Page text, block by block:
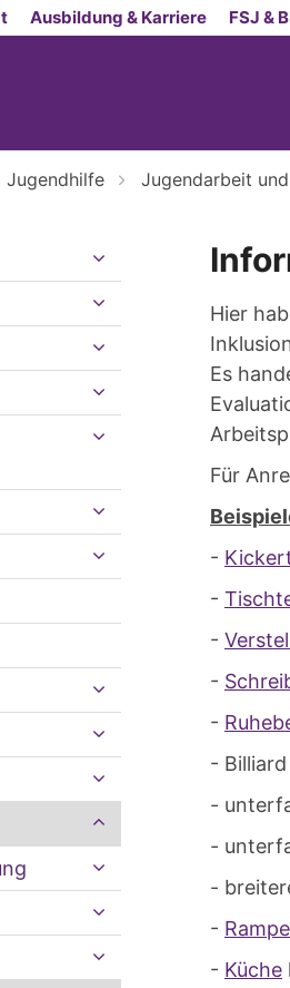
Ausbildung & Karriere FSJ &
Jugendhilfe Jugendarbeit
Hier
Es
Für
-
-
-
-
-
- Billiard
-
-
-
- Rampe
- Küche